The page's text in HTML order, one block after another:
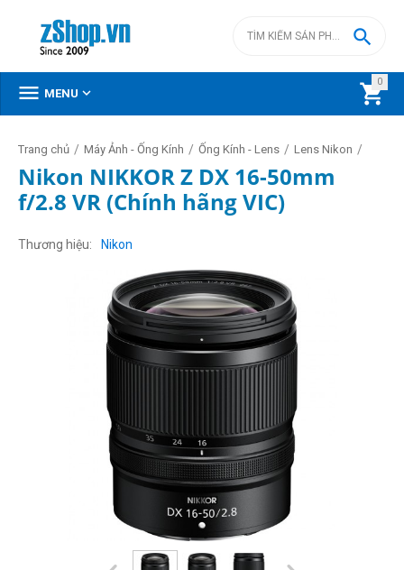
0


 MENU 
Trang chủ / Máy Ảnh - Ống Kính / Ống Kính - Lens / Lens Nikon /
Nikon NIKKOR Z DX 16-50mm
f/2.8 VR (Chính hãng VIC)
Thương hiệu Nikon